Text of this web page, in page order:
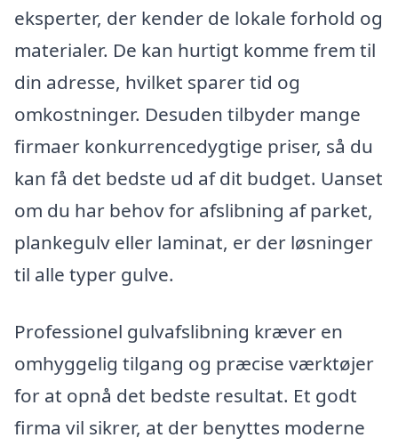
eksperter, der kender de lokale forhold og
materialer. De kan hurtigt komme frem til
din adresse, hvilket sparer tid og
omkostninger. Desuden tilbyder mange
firmaer konkurrencedygtige priser, så du
kan få det bedste ud af dit budget. Uanset
om du har behov for afslibning af parket,
plankegulv eller laminat, er der løsninger
til alle typer gulve.
Professionel gulvafslibning kræver en
omhyggelig tilgang og præcise værktøjer
for at opnå det bedste resultat. Et godt
firma vil sikrer, at der benyttes moderne